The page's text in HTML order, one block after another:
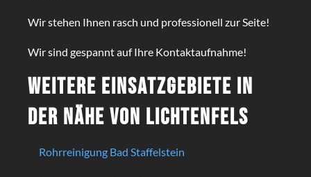
Wir stehen Ihnen rasch und professionell zur Seite!
Wir sind gespannt auf Ihre Kontaktaufnahme!
Weitere Einsatzgebiete in
der Nähe von Lichtenfels
Rohrreinigung Bad Staffelstein